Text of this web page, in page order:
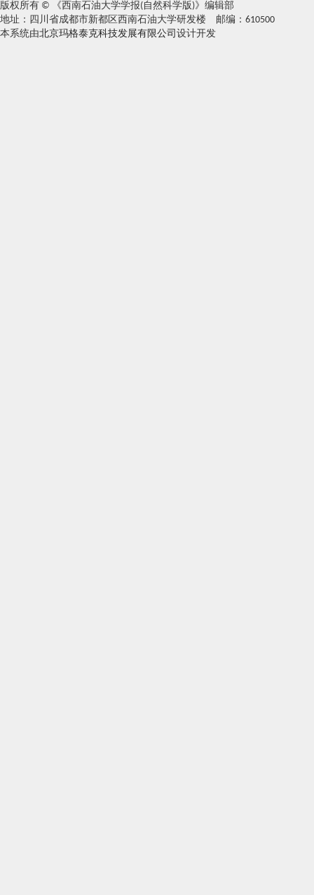
版权所有 © 《西南石油大学学报(自然科学版)》编辑部
地址：四川省成都市新都区西南石油大学研发楼 邮编：610500
本系统由北京玛格泰克科技发展有限公司 设计开发